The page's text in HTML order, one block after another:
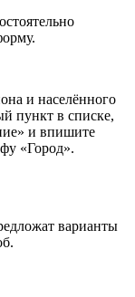
и населённого
пункт в списке,
и впишите
«Город».
варианты